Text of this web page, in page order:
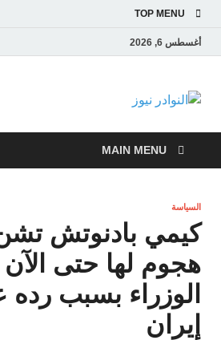
TOP MENU
أغسطس 6, 2026
النوادر
من العالم العربي
MAIN MENU
السياسة
كيمي بادنوتش
هجوم لها حتى
الوزراء بسبب
إيران